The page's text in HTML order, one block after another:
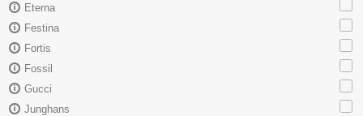
Eterna
Festina
Fortis
Fossil
Gucci
Junghans